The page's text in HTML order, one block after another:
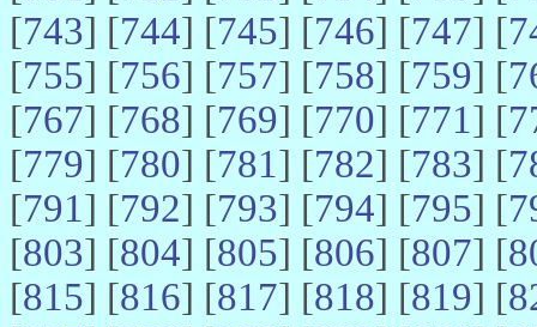
[743] [744] [745] [746] [747] [
[755] [756] [757] [758] [759] [
[767] [768] [769] [770] [771] [
[779] [780] [781] [782] [783] [
[791] [792] [793] [794] [795] [
[803] [804] [805] [806] [807] [
[815] [816] [817] [818] [819] [